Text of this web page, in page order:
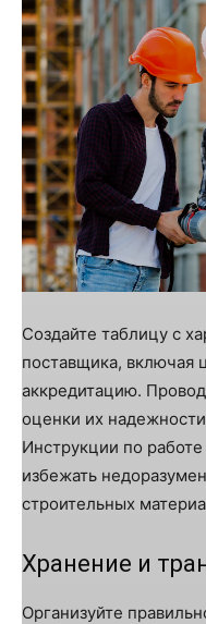
Создайте таблицу с
поставщика, включая
аккредитацию.
оценки их
Инструкции по
избежать
строительных
Хранение и
Организуйте